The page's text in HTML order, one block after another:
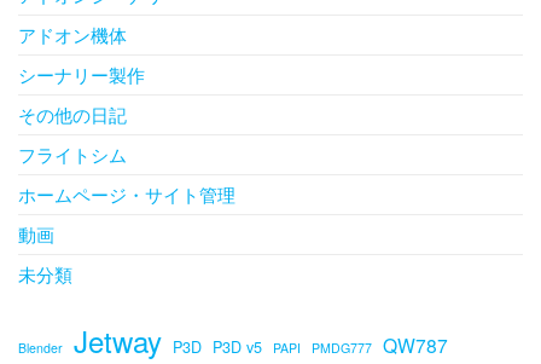
アドオン機体
シーナリー製作
その他の日記
フライトシム
ホームページ・サイト管理
動画
未分類
Blender Jetway P3D P3D v5 PAPI PMDG777 QW787